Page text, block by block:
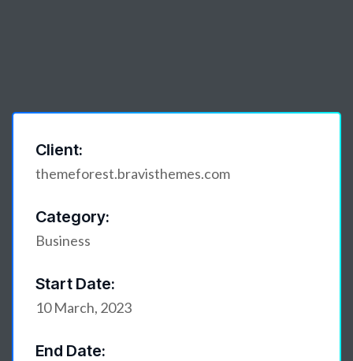
Client:
themeforest.bravisthemes.com
Category:
Business
Start Date:
10 March, 2023
End Date: